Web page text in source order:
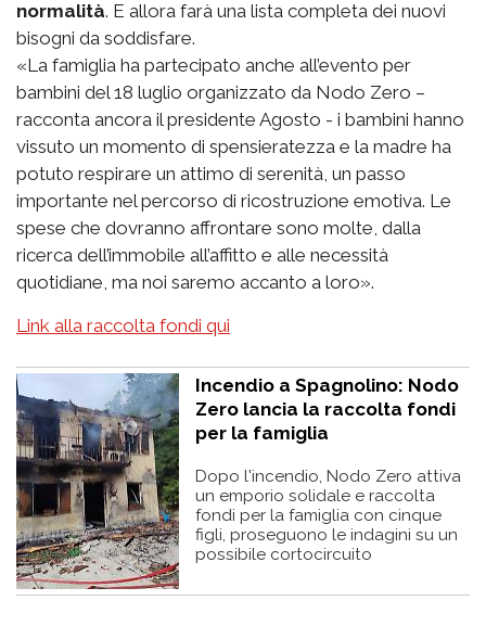
normalità. E allora farà una lista completa dei nuovi
bisogni da soddisfare.
«La famiglia ha partecipato anche all’evento per
bambini del 18 luglio organizzato da Nodo Zero –
racconta ancora il presidente Agosto - i bambini hanno
vissuto un momento di spensieratezza e la madre ha
potuto respirare un attimo di serenità, un passo
importante nel percorso di ricostruzione emotiva. Le
spese che dovranno affrontare sono molte, dalla
ricerca dell’immobile all’affitto e alle necessità
quotidiane, ma noi saremo accanto a loro».
Link alla raccolta fondi qui
Incendio a Spagnolino: Nodo
Zero lancia la raccolta fondi
per la famiglia
Dopo l'incendio, Nodo Zero attiva
un emporio solidale e raccolta
fondi per la famiglia con cinque
figli, proseguono le indagini su un
possibile cortocircuito